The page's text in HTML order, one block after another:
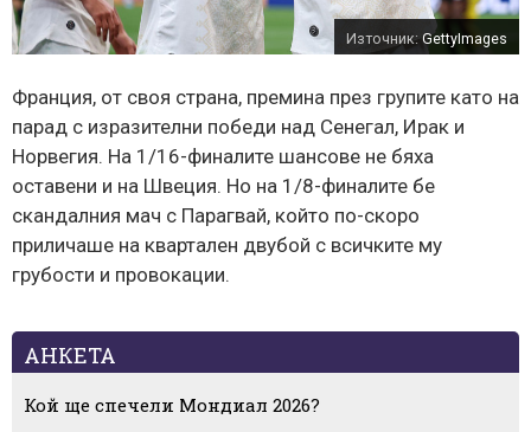
Източник: GettyImages
Франция, от своя страна, премина през групите като на
парад с изразителни победи над Сенегал, Ирак и
Норвегия. На 1/16-финалите шансове не бяха
оставени и на Швеция. Но на 1/8-финалите бе
скандалния мач с Парагвай, който по-скоро
приличаше на квартален двубой с всичките му
грубости и провокации.
АНКЕТА
Кой ще спечели Мондиал 2026?